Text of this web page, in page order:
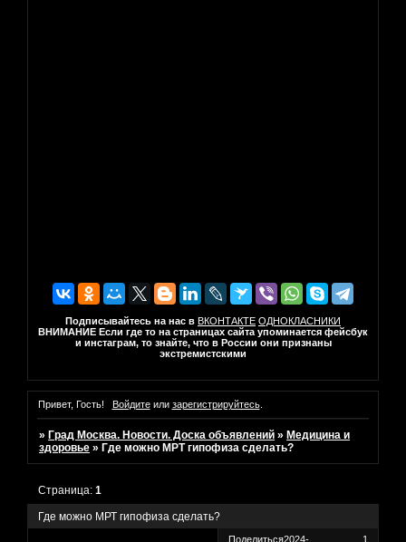
Подписывайтесь на нас в ВКОНТАКТЕ ОДНОКЛАСНИКИ
ВНИМАНИЕ Если где то на страницах сайта упоминается фейсбук
и инстаграм, то знайте, что в России они признаны
экстремистскими
Привет, Гость! Войдитеили зарегистрируйтесь.
» Град Москва. Новости. Доска объявлений » Медицина и
здоровье » Где можно МРТ гипофиза сделать?
Где можно МРТ гипофиза сделать?
Страница:1
Поделиться 1
2024-